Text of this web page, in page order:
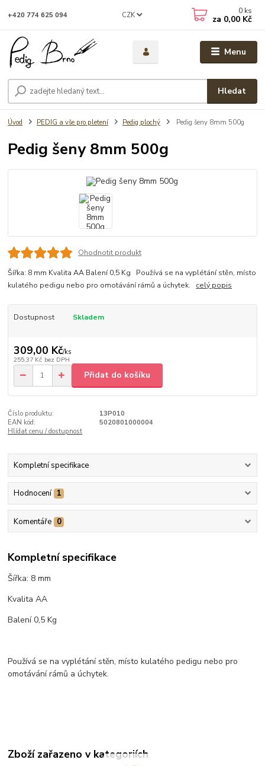
Menu
CZK
Hledat
+420 774 625 094 0 ks
za 0,00 Kč
Úvod PEDIG a vše pro pletení Pedig plochý Pedig šeny 8mm 500g
Pedig šeny 8mm 500g
Ohodnotit produkt
Šířka: 8 mm Kvalita AA Balení 0,5 Kg Používá se na vyplétání stěn, místo
kulatého pedigu nebo pro omotávání rámů a úchytek. celý popis
Dostupnost Skladem
309,00 Kč/ks
255,37 Kč bez DPH
Přidat do košíku
Číslo produktu:
13P010
EAN kód:
5020801000004
Hlídat cenu / dostupnost
Kompletní specifikace
Hodnocení 1
Komentáře 0
Kompletní specifikace
Šířka: 8 mm
Kvalita AA
Balení 0,5 Kg
Používá se na vyplétání stěn, místo kulatého pedigu nebo pro
omotávání rámů a úchytek.
Zboží zařazeno v kategoriích